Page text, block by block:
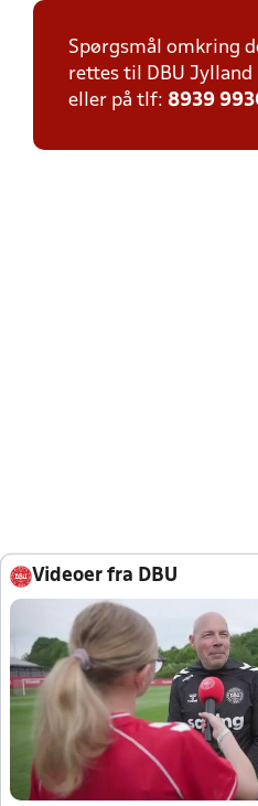
Spørgsmål omkring
rettes til DBU Jylland
eller på tlf: 8939
Videoer fra DBU